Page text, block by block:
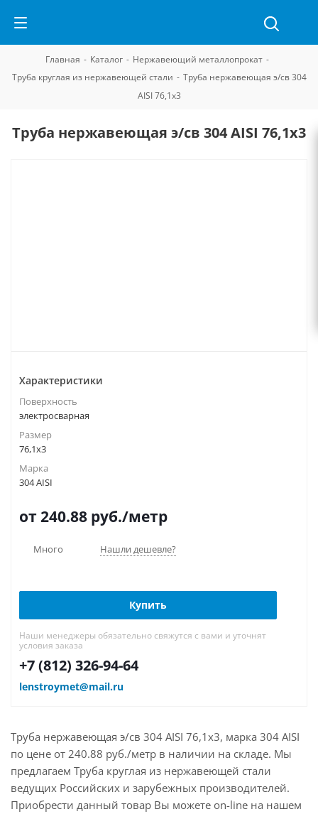
Главная - Каталог - Нержавеющий металлопрокат -
Труба круглая из нержавеющей стали - Труба нержавеющая э/св 304
AISI 76,1х3
Труба нержавеющая э/св 304 AISI 76,1х3
Характеристики
Поверхность
электросварная
Размер
76,1х3
Марка
304 AISI
от 240.88 руб./метр
Много Нашли дешевле?
Купить
Наши менеджеры обязательно свяжутся с вами и уточнят
условия заказа
+7 (812) 326-94-64
lenstroymet@mail.ru
Труба нержавеющая э/св 304 AISI 76,1х3, марка 304 AISI
по цене от 240.88 руб./метр в наличии на складе. Мы
предлагаем Труба круглая из нержавеющей стали
ведущих Российских и зарубежных производителей.
Приобрести данный товар Вы можете on-line на нашем